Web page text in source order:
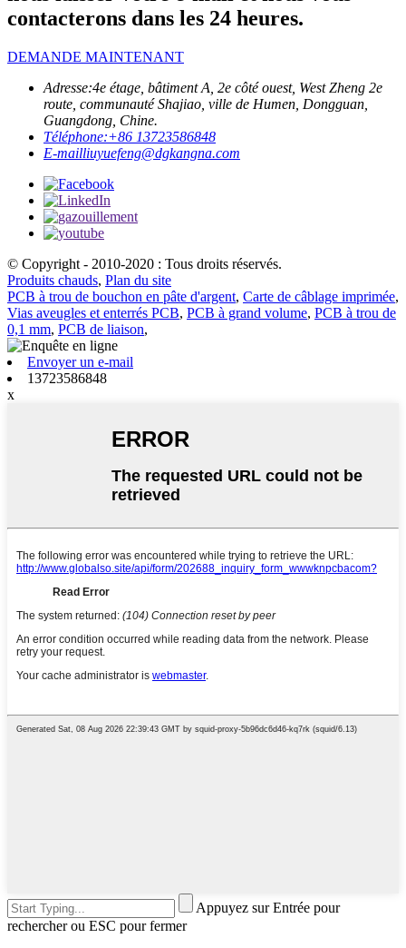
contacterons dans les 24 heures.
DEMANDE MAINTENANT
Adresse:4e étage, bâtiment A, 2e côté ouest, West Zheng 2e
route, communauté Shajiao, ville de Humen, Dongguan,
Guangdong, Chine.
Téléphone:+86 13723586848
E-mailliuyuefeng@dgkangna.com
© Copyright - 2010-2020 : Tous droits réservés.
Produits chauds, Plan du site
PCB à trou de bouchon en pâte d'argent, Carte de câblage imprimée,
Vias aveugles et enterrés PCB, PCB à grand volume, PCB à trou de
0,1 mm, PCB de liaison,
Envoyer un e-mail
13723586848
x
Appuyez sur Entrée pour
rechercher ou ESC pour fermer